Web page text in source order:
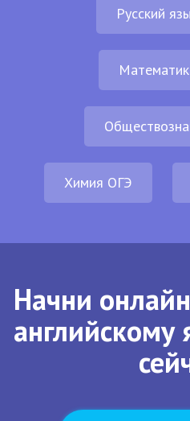
Русский
Химия ОГЭ
Начни